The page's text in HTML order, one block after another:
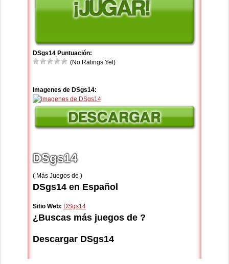
DSgs14 Puntuación:
(No Ratings Yet)
Imagenes de DSgs14:
DSgs14
( Más Juegos de )
DSgs14 en Español
Sitio Web: DSgs14
¿Buscas más juegos de ?
Descargar DSgs14